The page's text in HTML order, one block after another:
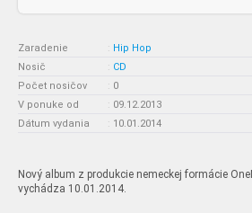
Zaradenie : Hip Hop
Nosič
: CD
Počet nosičov
: 0
V ponuke od
: 09.12.2013
Dátum vydania
: 10.01.2014
Nový album z produkcie nemeckej formácie
vychádza 10.01.2014.